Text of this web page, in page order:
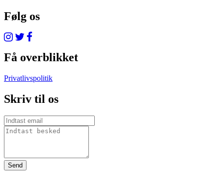
Følg os
Få overblikket
Privatlivspolitik
Skriv til os